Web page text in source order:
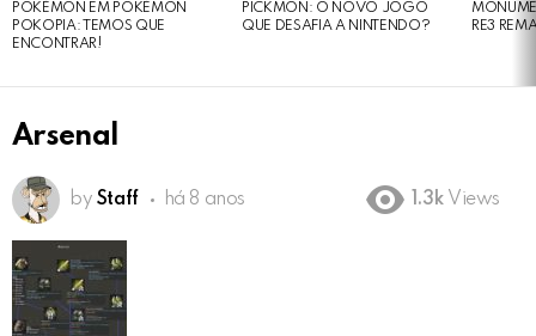
POKÉMON EM POKÉMON
POKOPIA: TEMOS QUE
ENCONTRAR!
PICKMON: O NOVO JOGO
QUE DESAFIA A NINTENDO?
RE3
Arsenal
by Staff há 8 anos 1.3k Views